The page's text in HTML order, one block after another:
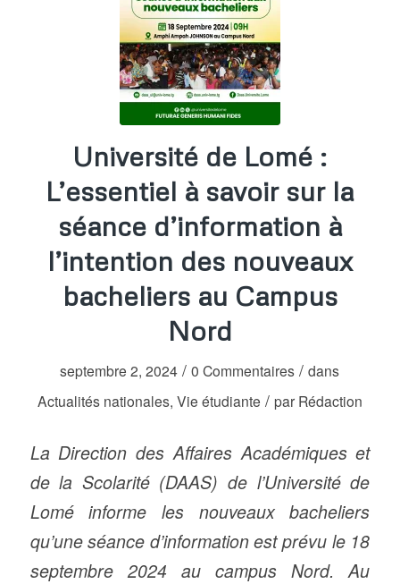
Université de Lomé :
L’essentiel à savoir sur la
séance d’information à
l’intention des nouveaux
bacheliers au Campus
Nord
septembre 2, 2024 / 0 Commentaires / dans
Actualités nationales, Vie étudiante / par Rédaction
La Direction des Affaires Académiques et
de la Scolarité (DAAS) de l’Université de
Lomé informe les nouveaux bacheliers
qu’une séance d’information est prévu le 18
septembre 2024 au campus Nord. Au